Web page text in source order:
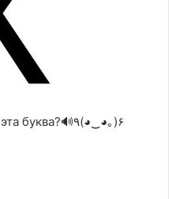
٩(◕‿◕｡)۶ 🔊Как произносится эта буква?🔊٩(◕‿◕｡)۶